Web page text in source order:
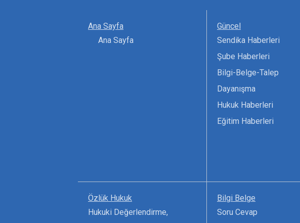
Ana Sayfa
Ana Sayfa
Güncel
Sendika Haberleri
Şube Haberleri
Bilgi-Belge-Talep
Dayanışma
Hukuk Haberleri
Eğitim Haberleri
Özlük Hukuk
Hukuki Değerlendirme,
Bilgi Belge
Soru Cevap